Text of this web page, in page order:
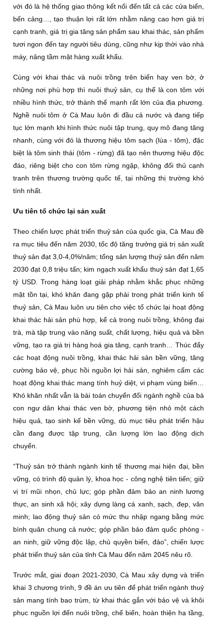
với đó là hệ thống giao thông kết nối đến tất cả các cửa biển,
bến cảng…, tạo thuận lợi rất lớn nhằm nâng cao hơn giá trị
cạnh tranh, giá trị gia tăng sản phẩm sau khai thác, sản phẩm
tươi ngon đến tay người tiêu dùng, cũng như kịp thời vào nhà
máy, nâng tầm mặt hàng xuất khẩu.
Cùng với khai thác và nuôi trồng trên biển hay ven bờ, ở
những nơi phù hợp thì nuôi thuỷ sản, cụ thể là con tôm với
nhiều hình thức, trở thành thế mạnh rất lớn của địa phương.
Nghề nuôi tôm ở Cà Mau luôn đi đầu cả nước và đang tiếp
tục lớn mạnh khi hình thức nuôi tập trung, quy mô đang tăng
nhanh, cùng với đó là thương hiệu tôm sạch (lúa - tôm), đặc
biệt là tôm sinh thái (tôm - rừng) đã tạo nên thương hiệu độc
đáo, riêng biệt cho con tôm rừng ngập, không đối thủ cạnh
tranh trên thương trường quốc tế, tại những thị trường khó
tính nhất.
Ưu tiên tổ chức lại sản xuất
Theo chiến lược phát triển thuỷ sản của quốc gia, Cà Mau đề
ra mục tiêu đến năm 2030, tốc độ tăng trưởng giá trị sản xuất
thuỷ sản đạt 3,0-4,0%/năm; tổng sản lượng thuỷ sản đến năm
2030 đạt 0,8 triệu tấn; kim ngạch xuất khẩu thuỷ sản đạt 1,65
tỷ USD. Trong hàng loạt giải pháp nhằm khắc phục những
mặt tồn tại, khó khăn đang gặp phải trong phát triển kinh tế
thuỷ sản, Cà Mau luôn ưu tiên cho việc tổ chức lại hoạt động
khai thác hải sản phù hợp, kể cả trong nuôi trồng, không đại
trà, mà tập trung vào năng suất, chất lượng, hiệu quả và bền
vững, tạo ra giá trị hàng hoá gia tăng, cạnh tranh… Thúc đẩy
các hoạt động nuôi trồng, khai thác hải sản bền vững, tăng
cường bảo vệ, phục hồi nguồn lợi hải sản, nghiêm cấm các
hoạt động khai thác mang tính huỷ diệt, vi phạm vùng biển…
Khó khăn nhất vẫn là bài toán chuyển đổi ngành nghề của bà
con ngư dân khai thác ven bờ, phương tiện nhỏ một cách
hiệu quả, tạo sinh kế bền vững, dù mục tiêu phát triển hậu
cần đang được tập trung, cần lượng lớn lao động dịch
chuyển.
“Thuỷ sản trở thành ngành kinh tế thương mại hiện đại, bền
vững, có trình độ quản lý, khoa học - công nghệ tiên tiến; giữ
vị trí mũi nhọn, chủ lực; góp phần đảm bảo an ninh lương
thực, an sinh xã hội; xây dựng làng cá xanh, sạch, đẹp, văn
minh; lao động thuỷ sản có mức thu nhập ngang bằng mức
bình quân chung cả nước; góp phần bảo đảm quốc phòng -
an ninh, giữ vững độc lập, chủ quyền biển, đảo”, chiến lược
phát triển thuỷ sản của tỉnh Cà Mau đến năm 2045 nêu rõ.
Trước mắt, giai đoạn 2021-2030, Cà Mau xây dựng và triển
khai 3 chương trình, 9 đề án ưu tiên để phát triển ngành thuỷ
sản mang tính bao trùm, từ khai thác gắn với bảo vệ và khôi
phục nguồn lợi đến nuôi trồng, chế biến, hoàn thiện hạ tầng,